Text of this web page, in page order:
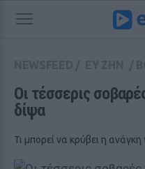
Οι τέσσερις
δίψα
Τι μπορεί να κρύβει η ανάγκη